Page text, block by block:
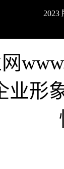
2023
业形